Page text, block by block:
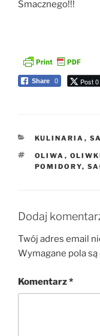
Smacznego!!!
Share 0 Post 0
KATEGORIE
KULINARIA ,
TAGI
OLIWA ,
POMIDORY,
Dodaj
Twój adres email
Wymagane pola są
Komentarz*